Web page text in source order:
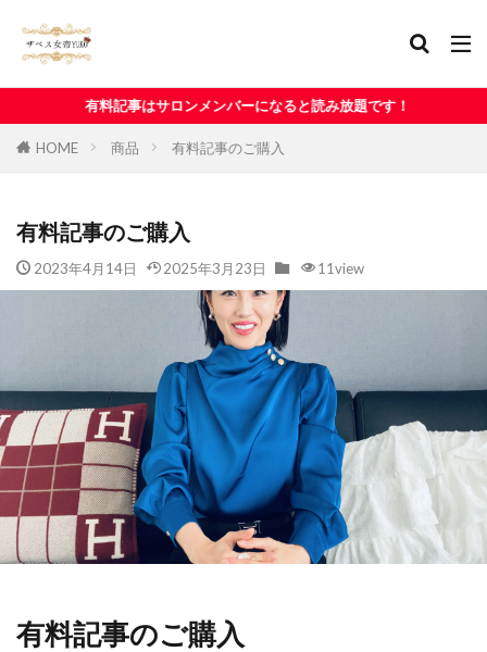
サロンメンバーになると読み放題です！
HOME 商品 有料記事のご購入
有料記事のご購入
2023年4月14日 2025年3月23日 11view
有料記事のご購入